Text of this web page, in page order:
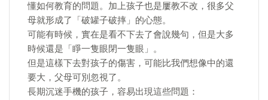
懂如何教育的問題。加上孩子也是屢教不改，很多父
母就形成了「破罐子破摔」的心態。
可能有時候，實在是看不下去了會說幾句，但是大多
時候還是「睜一隻眼閉一隻眼」。
但是這樣下去對孩子的傷害，可能比我們想像中的還
要大，父母可別忽視了。
長期沉迷手機的孩子，容易出現這些問題：